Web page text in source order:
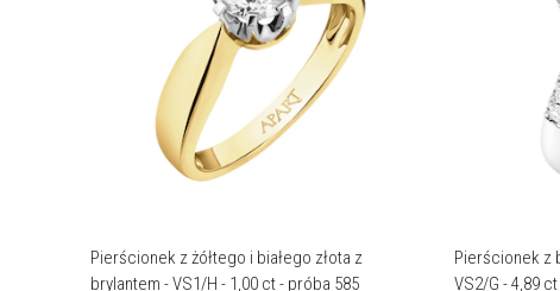
Pierścionek z żółtego i białego złota z
brylantem - VS1/H - 1,00 ct - próba 585
Pierścionek z
VS2/G - 4,89